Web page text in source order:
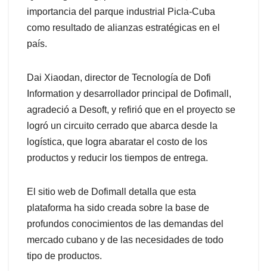
importancia del parque industrial Picla-Cuba
como resultado de alianzas estratégicas en el
país.
Dai Xiaodan, director de Tecnología de Dofi
Information y desarrollador principal de Dofimall,
agradeció a Desoft, y refirió que en el proyecto se
logró un circuito cerrado que abarca desde la
logística, que logra abaratar el costo de los
productos y reducir los tiempos de entrega.
El sitio web de Dofimall detalla que esta
plataforma ha sido creada sobre la base de
profundos conocimientos de las demandas del
mercado cubano y de las necesidades de todo
tipo de productos.